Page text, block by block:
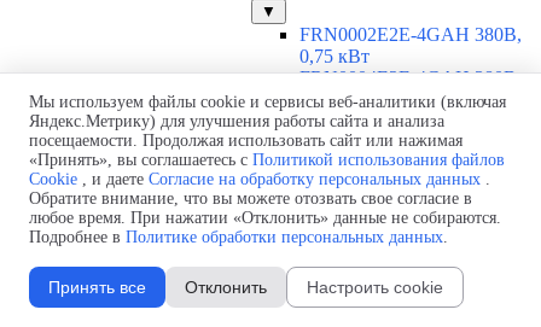
▼
FRN0002E2E-4GAH 380В,
0,75 кВт
FRN0004E2E-4GAH 380В,
1,5 кВт
FRN0006E2E-4GAH 380В,
2,2 кВт
FRN0007E2E-4GAH 380В,
3 кВт
FRN0012E2E-4GAH 380В,
5,5 кВт
FRN0022E2E-4EH 380В, 11
кВт
FRN0029E2E-4EH 380В, 15
Мы используем файлы cookie и сервисы веб-аналитики (включая
Яндекс.Метрику) для улучшения работы сайта и анализа
посещаемости. Продолжая использовать сайт или нажимая
«Принять», вы соглашаетесь с Политикой использования файлов
Cookie , и даете Согласие на обработку персональных данных .
Обратите внимание, что вы можете отозвать свое согласие в
любое время. При нажатии «Отклонить» данные не собираются.
Подробнее в Политике обработки персональных данных.
Принять все Отклонить Настроить cookie